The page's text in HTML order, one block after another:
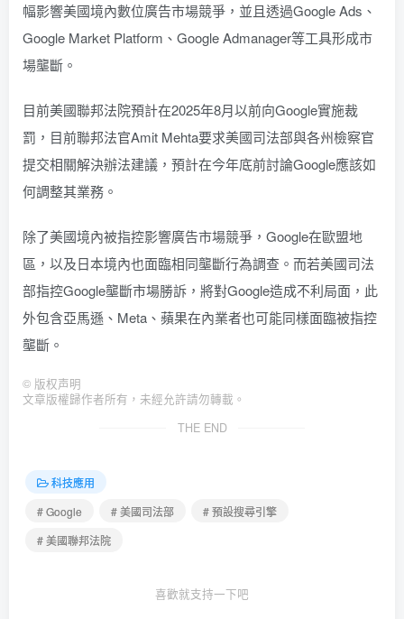
幅影響美國境內數位廣告市場競爭，並且透過Google Ads、
Google Market Platform、Google Admanager等工具形成市
場壟斷。
目前美國聯邦法院預計在2025年8月以前向Google實施裁
罰，目前聯邦法官Amit Mehta要求美國司法部與各州檢察官
提交相關解決辦法建議，預計在今年底前討論Google應該如
何調整其業務。
除了美國境內被指控影響廣告市場競爭，Google在歐盟地
區，以及日本境內也面臨相同壟斷行為調查。而若美國司法
部指控Google壟斷市場勝訴，將對Google造成不利局面，此
外包含亞馬遜、Meta、蘋果在內業者也可能同樣面臨被指控
壟斷。
© 版权声明
文章版權歸作者所有，未經允許請勿轉載。
THE END
科技應用
# Google
# 美國司法部
# 預設搜尋引擎
# 美國聯邦法院
喜歡就支持一下吧